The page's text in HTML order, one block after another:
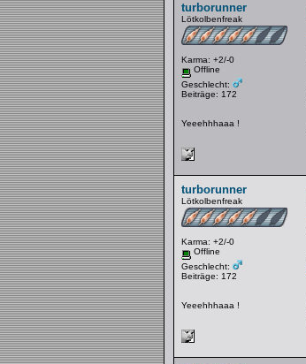
turborunner
Lötkolbenfreak
Karma: +2/-0
Offline
Geschlecht:
Beiträge: 172
Yeeehhhaaa !
turborunner
Lötkolbenfreak
Karma: +2/-0
Offline
Geschlecht:
Beiträge: 172
Yeeehhhaaa !